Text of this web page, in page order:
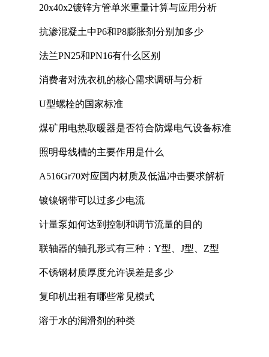
20x40x2镀锌方管单米重量计算与应用分析
抗渗混凝土中P6和P8膨胀剂分别加多少
法兰PN25和PN16有什么区别
消费者对洗衣机的核心需求调研与分析
U型螺栓的国家标准
煤矿用电热取暖器是否符合防爆电气设备标准
照明母线槽的主要作用是什么
A516Gr70对应国内材质及低温冲击要求解析
镀镍钢带可以过多少电流
计量泵如何达到控制和调节流量的目的
联轴器的轴孔形式有三种：Y型、J型、Z型
不锈钢材质厚度允许误差是多少
复印机出租有哪些常见模式
溶于水的润滑剂的种类